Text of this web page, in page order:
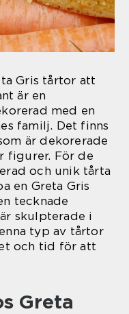
Gris tårtor att
är en
med en
familj. Det finns
är dekorerade
figurer. För de
och unik tårta
en Greta Gris
tecknade
skulpterade i
typ av tårtor
och tid för att
Greta